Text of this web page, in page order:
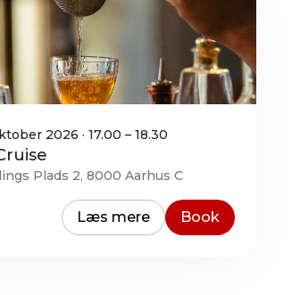
2026 · 17.00 – 18.30
Plads 2, 8000 Aarhus C
Læs mere Book